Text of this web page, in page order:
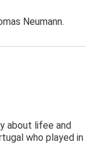
Neumann.
about lifee and
who played in